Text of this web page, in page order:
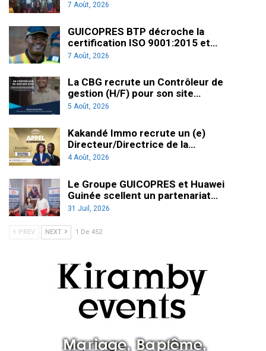
7 Août, 2026
GUICOPRES BTP décroche la
certification ISO 9001:2015 et…
7 Août, 2026
La CBG recrute un Contrôleur de
gestion (H/F) pour son site…
5 Août, 2026
Kakandé Immo recrute un (e)
Directeur/Directrice de la…
4 Août, 2026
Le Groupe GUICOPRES et Huawei
Guinée scellent un partenariat…
31 Juil, 2026
PREV NEXT 1 De 452